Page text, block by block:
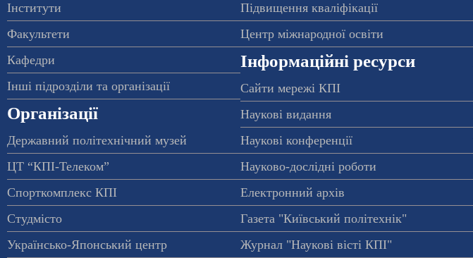
Інститути
Факультети
Кафедри
Інші підрозділи та організації
Організації
Державний політехнічний музей
ЦТ “КПІ-Телеком”
Спорткомплекс КПІ
Студмісто
Українсько-Японський центр
Підвищення кваліфікації
Центр міжнародної освіти
Інформаційні ресурси
Сайти мережі КПІ
Наукові видання
Наукові конференції
Науково-дослідні роботи
Електронний архів
Газета "Київський політехнік"
Журнал "Наукові вісті КПІ"